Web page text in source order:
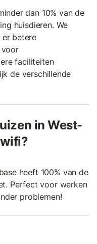
dan 10% van de
huisdieren. We
er betere
voor
faciliteiten
de verschillende
in West-
heeft 100% van de
Perfect voor werken
problemen!